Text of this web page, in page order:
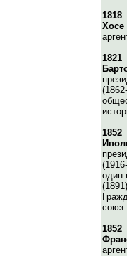
1818
1821
1852
один
союз
1852